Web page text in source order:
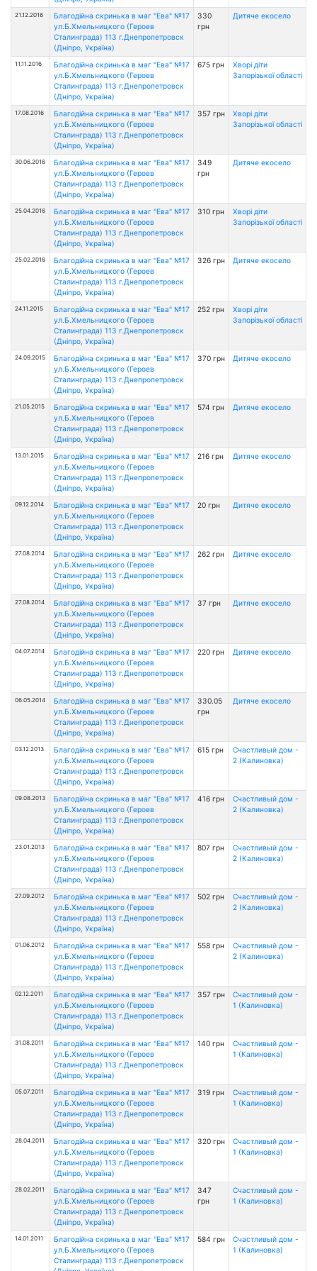
21.12.2016
Благодійна скринька в маг "Ева" №17
ул.Б.Хмельницкого (Героев
Сталинграда) 113 г.Днепропетровск
(Дніпро, Україна)
330
грн
Дитяче екосело
11.11.2016
Благодійна скринька в маг "Ева" №17
ул.Б.Хмельницкого (Героев
Сталинграда) 113 г.Днепропетровск
(Дніпро, Україна)
675 грн
Хворі діти
Запорізької області
17.08.2016
Благодійна скринька в маг "Ева" №17
ул.Б.Хмельницкого (Героев
Сталинграда) 113 г.Днепропетровск
(Дніпро, Україна)
357 грн
Хворі діти
Запорізької області
30.06.2016
Благодійна скринька в маг "Ева" №17
ул.Б.Хмельницкого (Героев
Сталинграда) 113 г.Днепропетровск
(Дніпро, Україна)
349
грн
Дитяче екосело
25.04.2016
Благодійна скринька в маг "Ева" №17
ул.Б.Хмельницкого (Героев
Сталинграда) 113 г.Днепропетровск
(Дніпро, Україна)
310 грн
Хворі діти
Запорізької області
25.02.2016
Благодійна скринька в маг "Ева" №17
ул.Б.Хмельницкого (Героев
Сталинграда) 113 г.Днепропетровск
(Дніпро, Україна)
326 грн Дитяче екосело
24.11.2015
Благодійна скринька в маг "Ева" №17
ул.Б.Хмельницкого (Героев
Сталинграда) 113 г.Днепропетровск
(Дніпро, Україна)
252 грн
Хворі діти
Запорізької області
24.09.2015
Благодійна скринька в маг "Ева" №17
ул.Б.Хмельницкого (Героев
Сталинграда) 113 г.Днепропетровск
(Дніпро, Україна)
370 грн Дитяче екосело
21.05.2015
Благодійна скринька в маг "Ева" №17
ул.Б.Хмельницкого (Героев
Сталинграда) 113 г.Днепропетровск
(Дніпро, Україна)
574 грн Дитяче екосело
13.01.2015
Благодійна скринька в маг "Ева" №17
ул.Б.Хмельницкого (Героев
Сталинграда) 113 г.Днепропетровск
(Дніпро, Україна)
216 грн Дитяче екосело
09.12.2014
Благодійна скринька в маг "Ева" №17
ул.Б.Хмельницкого (Героев
Сталинграда) 113 г.Днепропетровск
(Дніпро, Україна)
20 грн Дитяче екосело
27.08.2014
Благодійна скринька в маг "Ева" №17
ул.Б.Хмельницкого (Героев
Сталинграда) 113 г.Днепропетровск
(Дніпро, Україна)
262 грн Дитяче екосело
27.08.2014
Благодійна скринька в маг "Ева" №17
ул.Б.Хмельницкого (Героев
Сталинграда) 113 г.Днепропетровск
(Дніпро, Україна)
37 грн Дитяче екосело
04.07.2014
Благодійна скринька в маг "Ева" №17
ул.Б.Хмельницкого (Героев
Сталинграда) 113 г.Днепропетровск
(Дніпро, Україна)
220 грн Дитяче екосело
06.05.2014
Благодійна скринька в маг "Ева" №17
ул.Б.Хмельницкого (Героев
Сталинграда) 113 г.Днепропетровск
(Дніпро, Україна)
330.05
грн
Дитяче екосело
03.12.2013
Благодійна скринька в маг "Ева" №17
ул.Б.Хмельницкого (Героев
Сталинграда) 113 г.Днепропетровск
(Дніпро, Україна)
615 грн
Счастливый дом -
2 (Калиновка)
09.08.2013
Благодійна скринька в маг "Ева" №17
ул.Б.Хмельницкого (Героев
Сталинграда) 113 г.Днепропетровск
(Дніпро, Україна)
416 грн
Счастливый дом -
2 (Калиновка)
23.01.2013
Благодійна скринька в маг "Ева" №17
ул.Б.Хмельницкого (Героев
Сталинграда) 113 г.Днепропетровск
(Дніпро, Україна)
807 грн
Счастливый дом -
2 (Калиновка)
27.09.2012
Благодійна скринька в маг "Ева" №17
ул.Б.Хмельницкого (Героев
Сталинграда) 113 г.Днепропетровск
(Дніпро, Україна)
502 грн
Счастливый дом -
2 (Калиновка)
01.06.2012
Благодійна скринька в маг "Ева" №17
ул.Б.Хмельницкого (Героев
Сталинграда) 113 г.Днепропетровск
(Дніпро, Україна)
558 грн
Счастливый дом -
2 (Калиновка)
02.12.2011
Благодійна скринька в маг "Ева" №17
ул.Б.Хмельницкого (Героев
Сталинграда) 113 г.Днепропетровск
(Дніпро, Україна)
357 грн
Счастливый дом -
1 (Калиновка)
31.08.2011
Благодійна скринька в маг "Ева" №17
ул.Б.Хмельницкого (Героев
Сталинграда) 113 г.Днепропетровск
(Дніпро, Україна)
140 грн
Счастливый дом -
1 (Калиновка)
05.07.2011
Благодійна скринька в маг "Ева" №17
ул.Б.Хмельницкого (Героев
Сталинграда) 113 г.Днепропетровск
(Дніпро, Україна)
319 грн
Счастливый дом -
1 (Калиновка)
28.04.2011
Благодійна скринька в маг "Ева" №17
ул.Б.Хмельницкого (Героев
Сталинграда) 113 г.Днепропетровск
(Дніпро, Україна)
320 грн
Счастливый дом -
1 (Калиновка)
28.02.2011
Благодійна скринька в маг "Ева" №17
ул.Б.Хмельницкого (Героев
Сталинграда) 113 г.Днепропетровск
(Дніпро, Україна)
347
грн
Счастливый дом -
1 (Калиновка)
14.01.2011
Благодійна скринька в маг "Ева" №17
ул.Б.Хмельницкого (Героев
Сталинграда) 113 г.Днепропетровск
584 грн
Счастливый дом -
1 (Калиновка)